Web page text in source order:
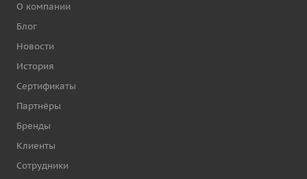
О компании
Блог
Новости
История
Сертификаты
Партнёры
Бренды
Клиенты
Сотрудники